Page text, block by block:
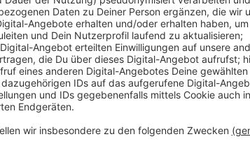
Da hat an der Jülicher Straße ein unbekannter
und ist anschließend weggefahren.
Der oder die Unbekannte muss laut Polizei auf
unterwegs gewesen sein.
Das erste Fahrzeug
ist an der
Fahrzeug durch herumfliegende Autoteile leicht
Sachschaden wird auf mindestens 16.500 Euro